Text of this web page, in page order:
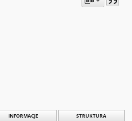
INFORMACJE STRUKTURA